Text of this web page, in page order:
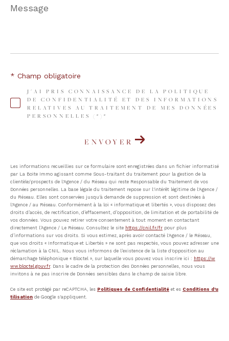
Message
*
J'AI PRIS CONNAISSANCE DE LA POLITIQUE
DE CONFIDENTIALITÉ ET DES INFORMATIONS
RELATIVES AU TRAITEMENT DE MES DONNÉES
PERSONNELLES (*)*
* Champ obligatoire
ENVOYER
Les informations recueillies sur ce formulaire sont enregistrées dans un fichier informatisé
par La Boite Immo agissant comme Sous-traitant du traitement pour la gestion de la
clientèle/prospects de l'Agence / du Réseau qui reste Responsable du Traitement de vos
Données personnelles. La base légale du traitement repose sur l'intérêt légitime de l'Agence /
du Réseau. Elles sont conservées jusqu'à demande de suppression et sont destinées à
l'Agence / au Réseau. Conformément à la loi « informatique et libertés », vous disposez des
droits d’accès, de rectification, d’effacement, d’opposition, de limitation et de portabilité de
vos données. Vous pouvez retirer votre consentement à tout moment en contactant
directement l’Agence / Le Réseau. Consultez le site https://cnil.fr/fr pour plus
d’informations sur vos droits. Si vous estimez, après avoir contacté l'Agence / le Réseau,
que vos droits « Informatique et Libertés » ne sont pas respectés, vous pouvez adresser une
réclamation à la CNIL. Nous vous informons de l’existence de la liste d'opposition au
démarchage téléphonique « Bloctel », sur laquelle vous pouvez vous inscrire ici : https://w
ww.bloctel.gouv.fr. Dans le cadre de la protection des Données personnelles, nous vous
invitons à ne pas inscrire de Données sensibles dans le champ de saisie libre.
Ce site est protégé par reCAPTCHA, les Politiques de Confidentialité et es Conditions d'u
tilisation de Google s'appliquent.